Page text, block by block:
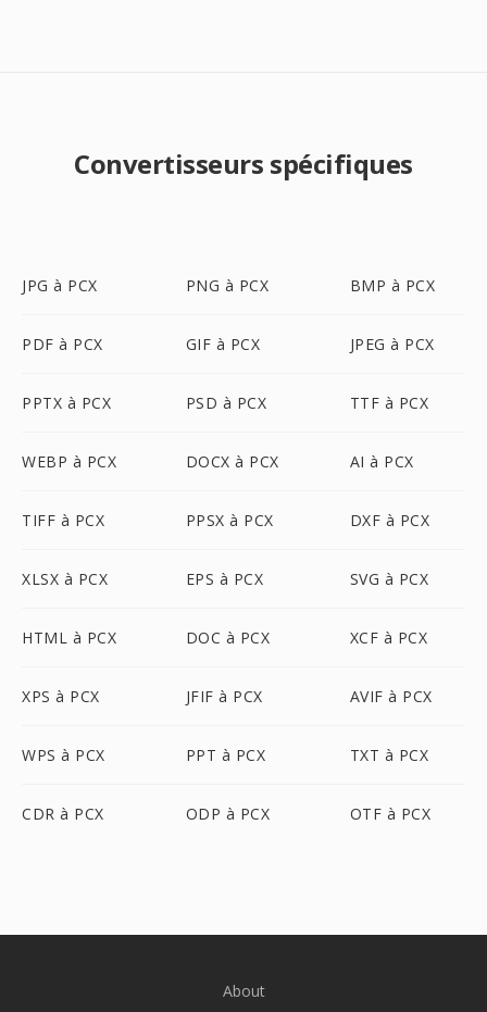
Convertisseurs spécifiques
JPG à PCX PNG à PCX BMP à PCX
PDF à PCX GIF à PCX JPEG à PCX
PPTX à PCX PSD à PCX TTF à PCX
WEBP à PCX DOCX à PCX AI à PCX
TIFF à PCX PPSX à PCX DXF à PCX
XLSX à PCX EPS à PCX SVG à PCX
HTML à PCX DOC à PCX XCF à PCX
XPS à PCX JFIF à PCX AVIF à PCX
WPS à PCX PPT à PCX TXT à PCX
CDR à PCX ODP à PCX OTF à PCX
About